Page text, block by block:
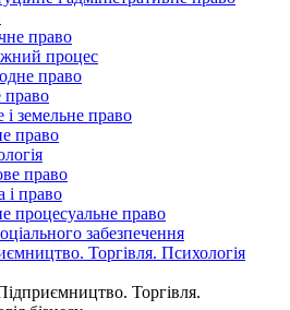
право
процес
право
право
і земельне право
право
право
і право
процесуальне право
забезпечення
Торгівля. Психологія
Торгівля.